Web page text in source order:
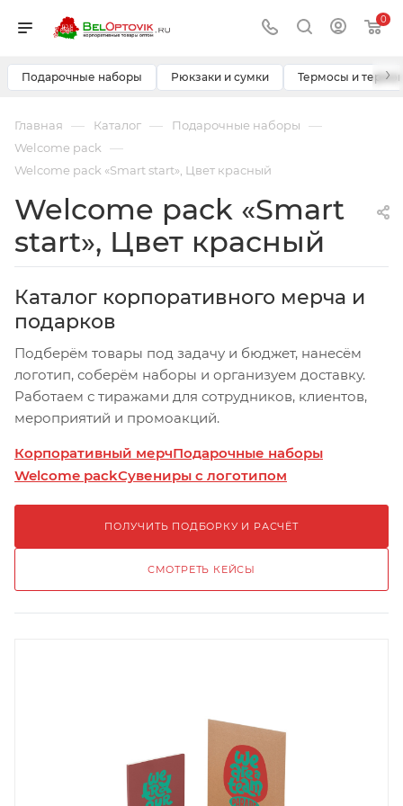
0
Подарочные наборы Рюкзаки и сумки Термосы и ›
Главная — Каталог — Подарочные наборы —
Welcome pack —
Welcome pack «Smart start», Цвет красный
Welcome pack «Smart
start», Цвет красный
Каталог корпоративного мерча и
подарков
Подберём товары под задачу и бюджет, нанесём
логотип, соберём наборы и организуем доставку.
Работаем с тиражами для сотрудников, клиентов,
мероприятий и промоакций.
Корпоративный мерчПодарочные наборы
Welcome packСувениры с логотипом
ПОЛУЧИТЬ ПОДБОРКУ И РАСЧЁТ
СМОТРЕТЬ КЕЙСЫ